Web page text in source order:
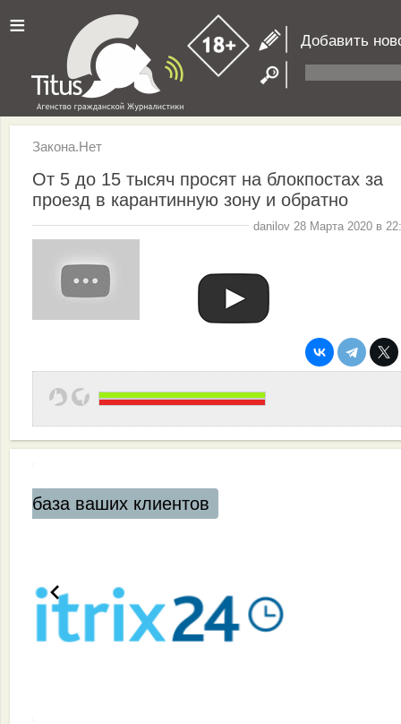
≡ Добавить
Закона.Нет
От 5 до 15 тысяч просят на блокпостах за
проезд в карантинную зону и обратно
danilov 28 Марта 2020 в
Эффективная работа вашей команды